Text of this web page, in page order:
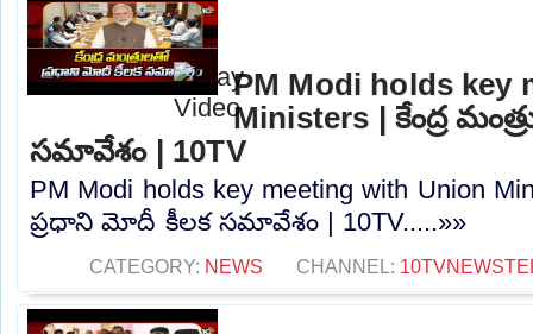
PM Modi holds key
Ministers | కేంద్ర
సమావేశం | 10TV
PM Modi holds key meeting with Union
ప్రధాని మోదీ కీలక సమావేశం | 10TV.....»»
CATEGORY: NEWS CHANNEL: